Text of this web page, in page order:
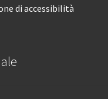
di accessibilità